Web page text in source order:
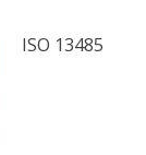
ISO 13485